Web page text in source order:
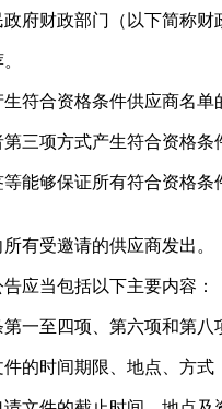
财政部门（以下简称财
合资格条件供应商名单
项方式产生符合资格条
够保证所有符合资格条
受邀请的供应商发出。
当包括以下主要内容：
至四项、第六项和第八
时间期限、地点、方式